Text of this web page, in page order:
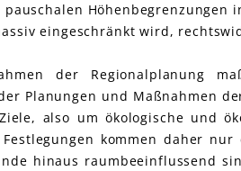
Höhenbegrenzungen
eingeschränkt wird,
der Regionalplanung
Planungen und Maßnahmen
also um ökologische und
kommen daher
hinaus raumbeeinflussend